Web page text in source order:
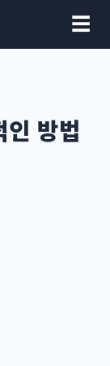
☰
방법